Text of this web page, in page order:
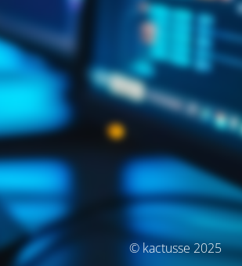
© kactusse 2025